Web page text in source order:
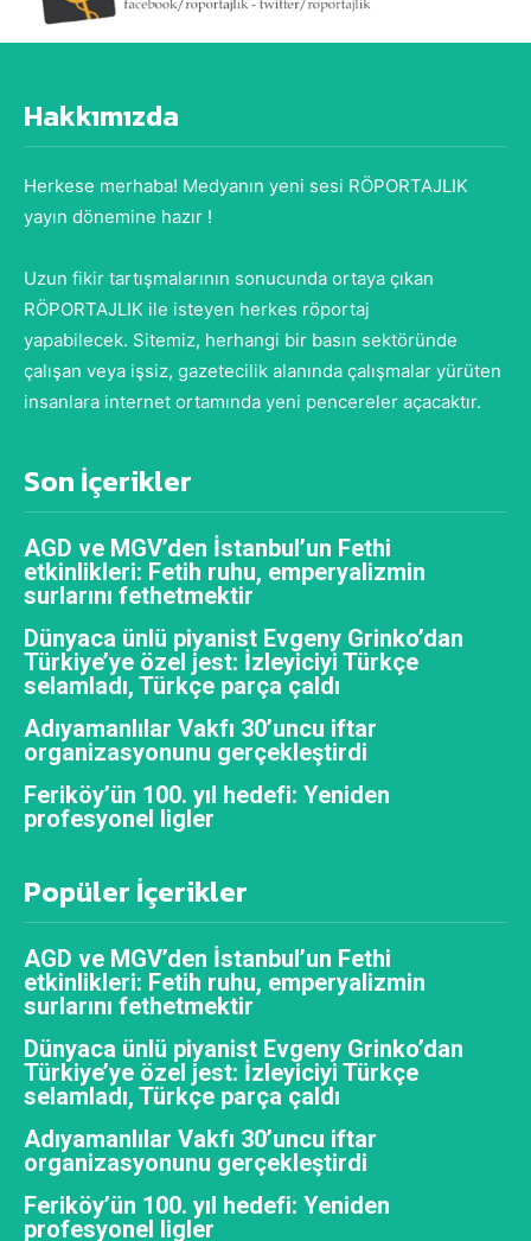
Hakkımızda
Herkese merhaba! Medyanın yeni sesi RÖPORTAJLIK
yayın dönemine hazır !
Uzun fikir tartışmalarının sonucunda ortaya çıkan
RÖPORTAJLIK ile isteyen herkes röportaj
yapabilecek. Sitemiz, herhangi bir basın sektöründe
çalışan veya işsiz, gazetecilik alanında çalışmalar yürüten
insanlara internet ortamında yeni pencereler açacaktır.
Son İçerikler
AGD ve MGV’den İstanbul’un Fethi
etkinlikleri: Fetih ruhu, emperyalizmin
surlarını fethetmektir
Dünyaca ünlü piyanist Evgeny Grinko’dan
Türkiye’ye özel jest: İzleyiciyi Türkçe
selamladı, Türkçe parça çaldı
Adıyamanlılar Vakfı 30’uncu iftar
organizasyonunu gerçekleştirdi
Feriköy’ün 100. yıl hedefi: Yeniden
profesyonel ligler
Popüler İçerikler
AGD ve MGV’den İstanbul’un Fethi
etkinlikleri: Fetih ruhu, emperyalizmin
surlarını fethetmektir
Dünyaca ünlü piyanist Evgeny Grinko’dan
Türkiye’ye özel jest: İzleyiciyi Türkçe
selamladı, Türkçe parça çaldı
Adıyamanlılar Vakfı 30’uncu iftar
organizasyonunu gerçekleştirdi
Feriköy’ün 100. yıl hedefi: Yeniden
profesyonel ligler